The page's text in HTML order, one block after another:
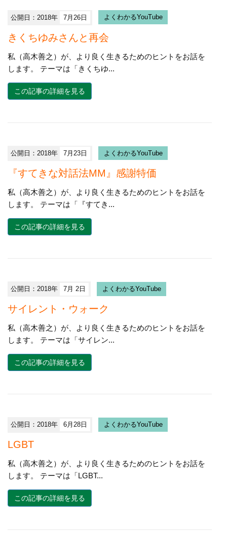
公開日：2018年 7月26日 よくわかるYouTube
きくちゆみさんと再会
私（高木善之）が、より良く生きるためのヒントをお話を
します。 テーマは「きくちゆ...
この記事の詳細を見る
公開日：2018年 7月23日 よくわかるYouTube
『すてきな対話法MM』感謝特価
私（高木善之）が、より良く生きるためのヒントをお話を
します。 テーマは「『すてき...
この記事の詳細を見る
公開日：2018年 7月 2日 よくわかるYouTube
サイレント・ウォーク
私（高木善之）が、より良く生きるためのヒントをお話を
します。 テーマは「サイレン...
この記事の詳細を見る
公開日：2018年 6月28日 よくわかるYouTube
LGBT
私（高木善之）が、より良く生きるためのヒントをお話を
します。 テーマは「LGBT...
この記事の詳細を見る